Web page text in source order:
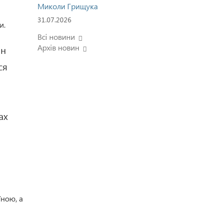
а
Миколи Грищука
31.07.2026
Всі новини
Архів новин